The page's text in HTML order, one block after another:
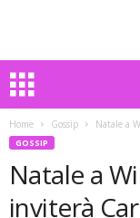
Home Gossip Natale a
GOSSIP
Natale a
inviterà